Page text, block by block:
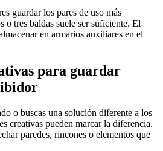
guardar los pares de uso más
o tres baldas suele ser suficiente. El
en armarios auxiliares en el
para guardar
o buscas una solución diferente a los
creativas pueden marcar la diferencia.
paredes, rincones o elementos que